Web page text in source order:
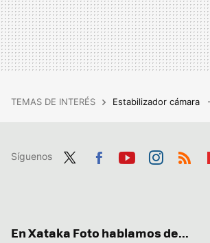
TEMAS DE INTERÉS Estabilizador cámara
Síguenos
En Xataka Foto hablamos de...